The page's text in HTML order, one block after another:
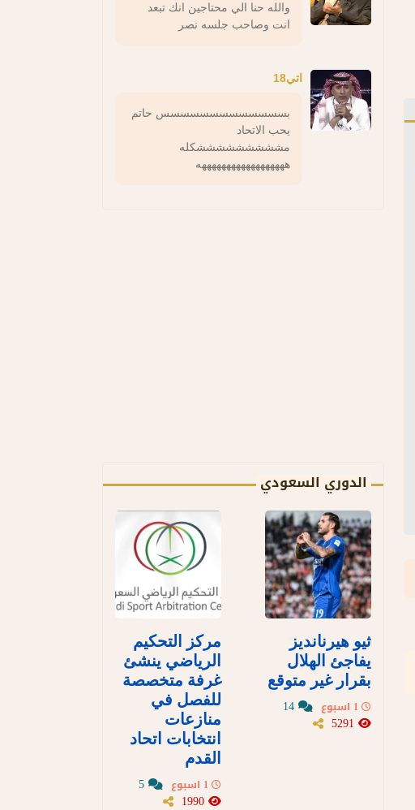
والله حنا الي محتاجين انك تبعد
انت وصاحب جلسه نصر
اتي18
بسسسسسسسسسسسسس حاتم
يحب الاتحاد
مشششششششششكله
ههههههههههههههههههه
الدوري السعودي
ثيو هيرنانديز
يفاجئ الهلال
بقرار غير متوقع
مركز التحكيم
الرياضي ينشئ
غرفة متخصصة
للفصل في
منازعات
انتخابات اتحاد
القدم